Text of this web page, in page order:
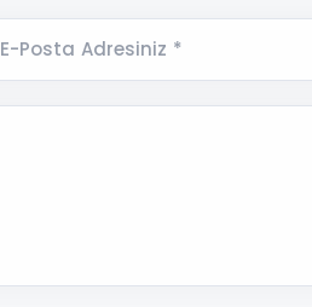
E-Posta Adresiniz *